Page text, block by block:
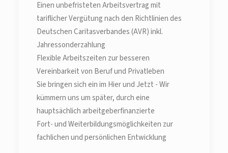
Einen unbefristeten Arbeitsvertrag mit
tariflicher Vergütung nach den Richtlinien des
Deutschen Caritasverbandes (AVR) inkl.
Jahressonderzahlung
Flexible Arbeitszeiten zur besseren
Vereinbarkeit von Beruf und Privatleben
Sie bringen sich ein im Hier und Jetzt - Wir
kümmern uns um später, durch eine
hauptsächlich arbeitgeberfinanzierte
Fort- und Weiterbildungsmöglichkeiten zur
fachlichen und persönlichen Entwicklung